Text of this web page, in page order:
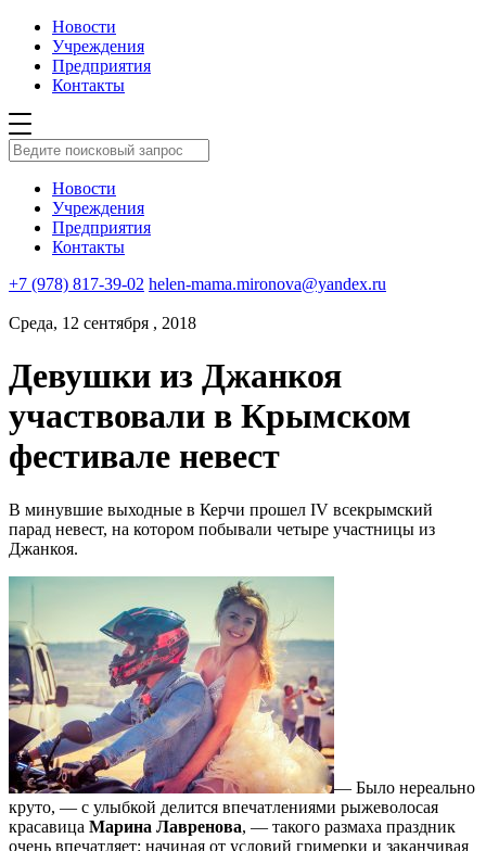
Новости
Учреждения
Предприятия
Контакты
Новости
Учреждения
Предприятия
Контакты
+7 (978) 817-39-02 helen-mama.mironova@yandex.ru
Среда, 12 сентября , 2018
Девушки из Джанкоя
участвовали в Крымском
фестивале невест
В минувшие выходные в Керчи прошел IV всекрымский
парад невест, на котором побывали четыре участницы из
Джанкоя.
— Было нереально
круто, — с улыбкой делится впечатлениями рыжеволосая
красавица Марина Лавренова, — такого размаха праздник
очень впечатляет: начиная от условий гримерки и заканчивая